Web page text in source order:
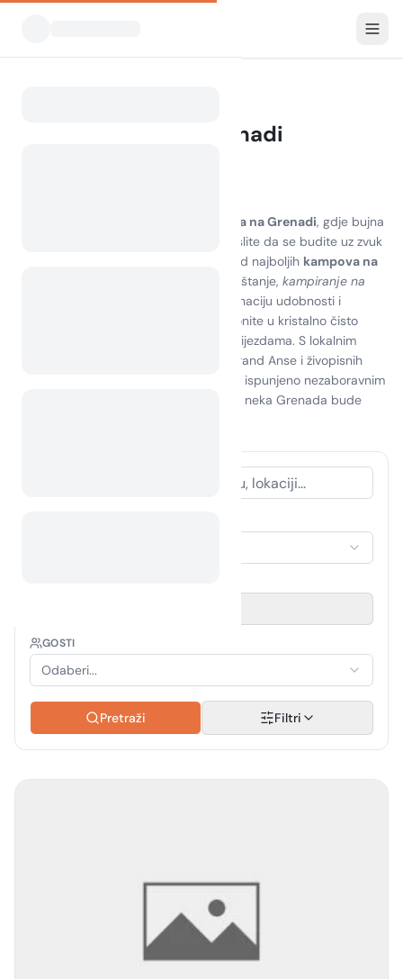
Kampiranje na Grenadi
kampiranja na Grenadi, gdje bujna
priroda susreće netaknute plaže. Zamislite da se budite uz zvuk
valova i miris tropske flore na jednom od najboljih kampova na
. Bilo da tražite avanturu ili opuštanje, kampiranje na
nudi jedinstvenu kombinaciju udobnosti i
prirode. Istražite planinarske staze, zaronite u kristalno čisto
more ili se jednostavno opustite pod zvijezdama. S lokalnim
atrakcijama poput zadivljujuće plaže Grand Anse i živopisnih
tržnica, vaše iskustvo kampiranja bit će ispunjeno nezaboravnim
uspomenama. Prihvatite duh avanture i neka Grenada bude
GOSTI
Odaberi...
Pretraži Filtri